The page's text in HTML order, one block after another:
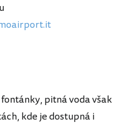
pitná voda však
kde je dostupná i